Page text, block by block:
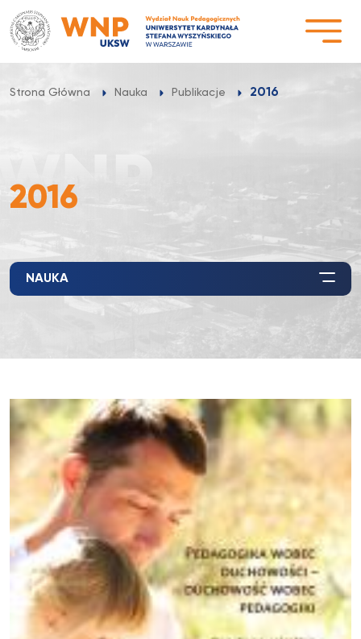
Przejdź
do
treści
Strona Główna Nauka Publikacje 2016
2016
NAUKA